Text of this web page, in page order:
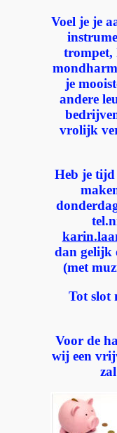
Voel je je
trompet,
je
andere
vrolijk
Heb je tijd
dan gelijk
(met
Tot slot
Voor de
wij een